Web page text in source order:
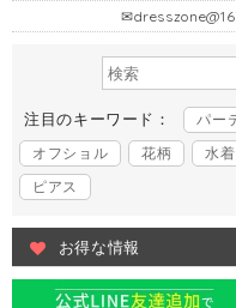
✉
注目のキーワード： パー
オフショル
花柄 水着
ピアス
お得な情報